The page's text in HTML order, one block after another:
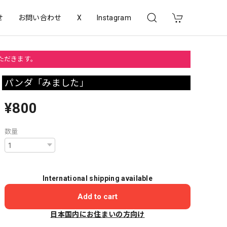
お問い合わせ X Instagram
きます。
パンダ「みました」
¥800
数量
International shipping available
Add to cart
日本国内にお住まいの方向け